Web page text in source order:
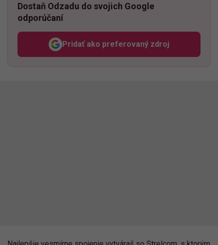
Dostaň Odzadu do svojich Google
odporúčaní
Pridať ako preferovaný zdroj
Odzadu, odkaz sa otvorí v